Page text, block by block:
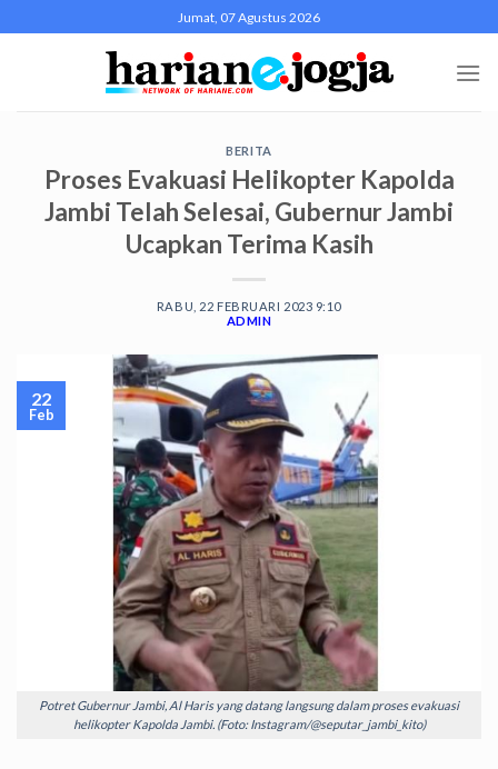
to
Jumat, 07 Agustus 2026
BERITA
Proses Evakuasi Helikopter Kapolda
Jambi Telah Selesai, Gubernur Jambi
Ucapkan Terima Kasih
RABU, 22 FEBRUARI 2023 9:10
ADMIN
Potret Gubernur Jambi, Al Haris yang datang langsung dalam proses evakuasi
helikopter Kapolda Jambi. (Foto: Instagram/@seputar_jambi_kito)
22
Feb